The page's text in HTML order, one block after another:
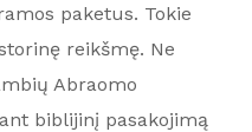
paketus. Tokie
reikšmę. Ne
Abraomo
biblijinį pasakojimą